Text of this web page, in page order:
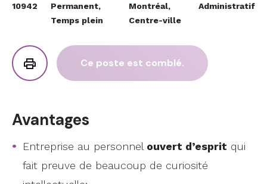
10942
Permanent,
Temps plein
Montréal,
Centre-ville
Administratif
Ce poste est comblé.
Avantages
Entreprise au personnel ouvert d’esprit qui
fait preuve de beaucoup de curiosité